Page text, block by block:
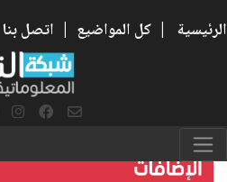
الرئيسية | كل المواضيع | اتصل بنا